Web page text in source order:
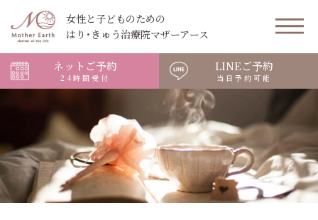
女性と子どものための
はり･きゅう治療院マザーアース
ネットご予約
24時間受付
LINEご予約
当日予約可能